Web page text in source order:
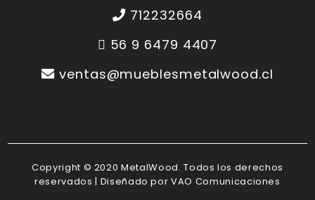
712232664
56 9 6479 4407
ventas@mueblesmetalwood.cl
Copyright © 2020 MetalWood. Todos los derechos
reservados | Diseñado porVAO Comunicaciones